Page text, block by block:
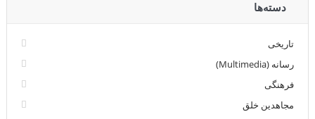
دسته‌ها
تاریخی
رسانه (Multimedia)
فرهنگی
مجاهدین خلق